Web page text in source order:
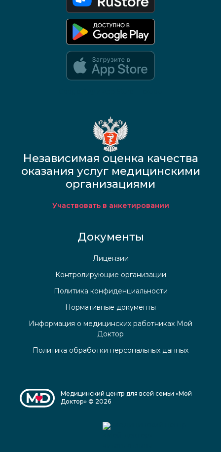
Независимая оценка качества
оказания услуг медицинскими
организациями
Участвовать в анкетировании
Документы
Лицензии
Контролирующие организации
Политика конфиденциальности
Нормативные документы
Информация о медицинских работниках Мой
Доктор
Политика обработки персональных данных
Медицинский центр для всей семьи «Мой
Доктор» © 2026